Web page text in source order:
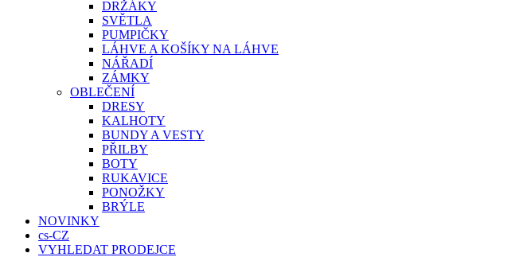
DRŽÁKY
SVĚTLA
PUMPIČKY
LÁHVE A KOŠÍKY NA LÁHVE
NÁŘADÍ
ZÁMKY
OBLEČENÍ
DRESY
KALHOTY
BUNDY A VESTY
PŘILBY
BOTY
RUKAVICE
PONOŽKY
BRÝLE
NOVINKY
cs-CZ
VYHLEDAT PRODEJCE